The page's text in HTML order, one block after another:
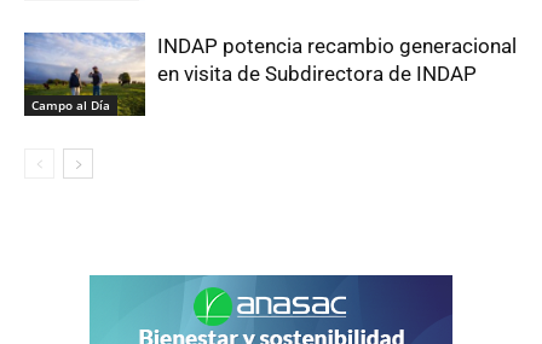
Campo al Día
INDAP potencia recambio generacional
en visita de Subdirectora de INDAP